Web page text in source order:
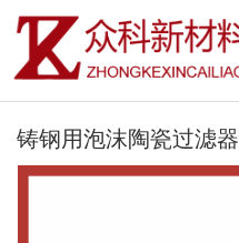
铸钢用泡沫陶瓷过滤器